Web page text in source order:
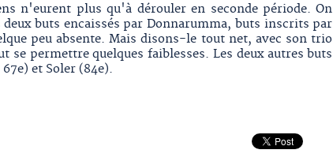
n'eurent plus qu'à dérouler en seconde période. On
buts encaissés par Donnarumma, buts inscrits par
peu absente. Mais disons-le tout net, avec son trio
se permettre quelques faiblesses. Les deux autres buts
et Soler (84e).